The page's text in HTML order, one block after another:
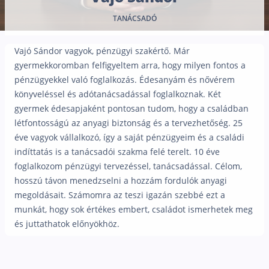
Nyugdíj kisokos – A magyar nyugdíjrendszer
Egyszerű Állami Nyugdíjkalkulátor
Nyugdíjbiztosítás
Nyugdíjbiztosítás vagy NYESZ? Melyik a jobb?
Melyik a legolcsóbb nyugdíjbiztosítás?
Önkéntes nyugdíjpénztár vagy
Nyugdíjbiztosítás adókedvezmény és adójóváírás
KATA Nyugdíj: így használd ki az
Nyugdíjbiztosítás kalkulátor
Nyugdíjbiztosítás hozamok
Nyugdíjbiztosítás költségek
TANÁCSADÓ
Vajó Sándor vagyok, pénzügyi szakértő. Már
gyermekkoromban felfigyeltem arra, hogy milyen fontos a
pénzügyekkel való foglalkozás. Édesanyám és nővérem
könyveléssel és adótanácsadással foglalkoznak. Két
gyermek édesapjaként pontosan tudom, hogy a családban
létfontosságú az anyagi biztonság és a tervezhetőség. 25
éve vagyok vállalkozó, így a saját pénzügyeim és a családi
indíttatás is a tanácsadói szakma felé terelt. 10 éve
foglalkozom pénzügyi tervezéssel, tanácsadással. Célom,
hosszú távon menedzselni a hozzám fordulók anyagi
megoldásait. Számomra az teszi igazán szebbé ezt a
munkát, hogy sok értékes embert, családot ismerhetek meg
és juttathatok előnyökhöz.